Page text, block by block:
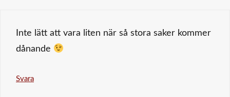
Inte lätt att vara liten när så stora saker kommer
dånande
Svara